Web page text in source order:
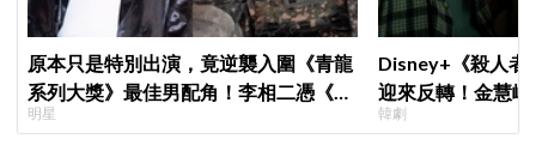
原本只是特別出演，竟逆襲入圍《青龍
系列大獎》最佳男配角！李相二憑《菜
鳥伙房兵》黃錫浩寫下「最強特別出
明星
Disney+《殺人者
迎來反轉！金慧
「叔叔李棟旭」
韓劇